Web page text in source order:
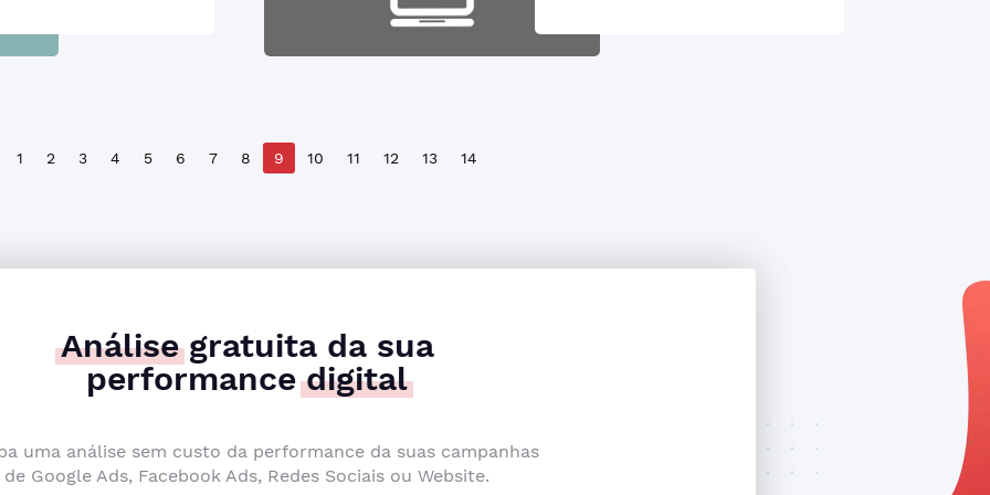
1 2 3 4 5 6 7 8 9 10 11 12 13 14
Análisegratuita da sua
performancedigital
uma análise sem custo da performance da suas campanhas
de Google Ads, Facebook Ads, Redes Sociais ou Website.